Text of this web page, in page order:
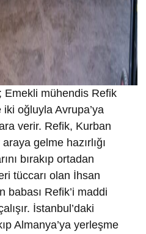
Emekli mühendis Refik
iki oğluyla Avrupa’ya
verir. Refik, Kurban
gelme hazırlığı
bırakıp ortadan
tüccarı olan İhsan
babası Refik’i maddi
İstanbul’daki
Almanya’ya yerleşme